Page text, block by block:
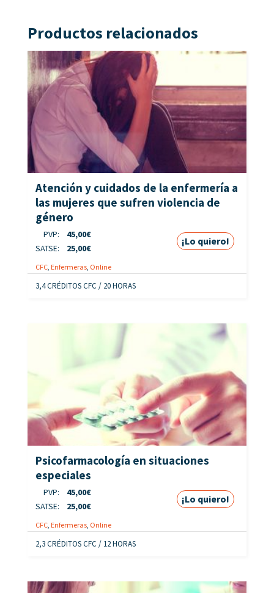
Productos relacionados
Atención y cuidados de la enfermería a
las mujeres que sufren violencia de
género
PVP: 45,00€
SATSE:
25,00€
¡Lo quiero!
CFC, Enfermeras, Online
3,4 CRÉDITOS CFC / 20 HORAS
Psicofarmacología en situaciones
especiales
PVP: 45,00€
SATSE:
25,00€
¡Lo quiero!
CFC, Enfermeras, Online
2,3 CRÉDITOS CFC / 12 HORAS